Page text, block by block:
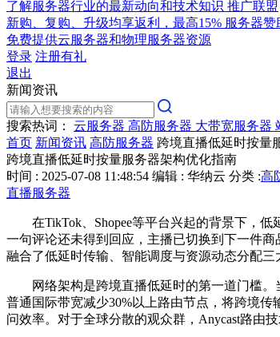
了解服务器行业的最新动向和技术知识 推广联盟
新购、复购、升级均享返利，最高15% 服务器赞
免费提供云服务器和物理服务器资源
登录 注册有礼
退出
新闻资讯
搜索热词： 云服务器 高防服务器 大带宽服务器
首页 新闻资讯 高防服务器 跨境直播低延时按量
跨境直播低延时按量服务器架构优化指南
时间 : 2025-07-08 11:48:54 编辑 : 华纳云 分类 :高
直播服务器
在TikTok Shopee等平台兴起的背景下，低
一句评论还未得到回应，主播已切换到下一件
融合了低延时传输、智能调度与资源动态分配三
网络架构是跨境直播低延时的第一道门槛
普通国际带宽减少30%以上路由节点，将跨境传
问效率。对于全球分散的观众群， Anycast路由